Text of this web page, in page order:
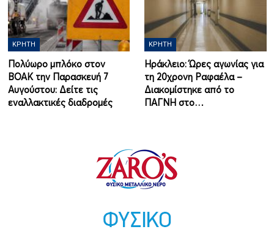
ΚΡΉΤΗ
Πολύωρο μπλόκο στον
ΒΟΑΚ την Παρασκευή 7
Αυγούστου: Δείτε τις
εναλλακτικές διαδρομές
ΚΡΉΤΗ
Ηράκλειο: Ώρες αγωνίας για
τη 20χρονη Ραφαέλα –
Διακομίστηκε από το
ΠΑΓΝΗ στο…